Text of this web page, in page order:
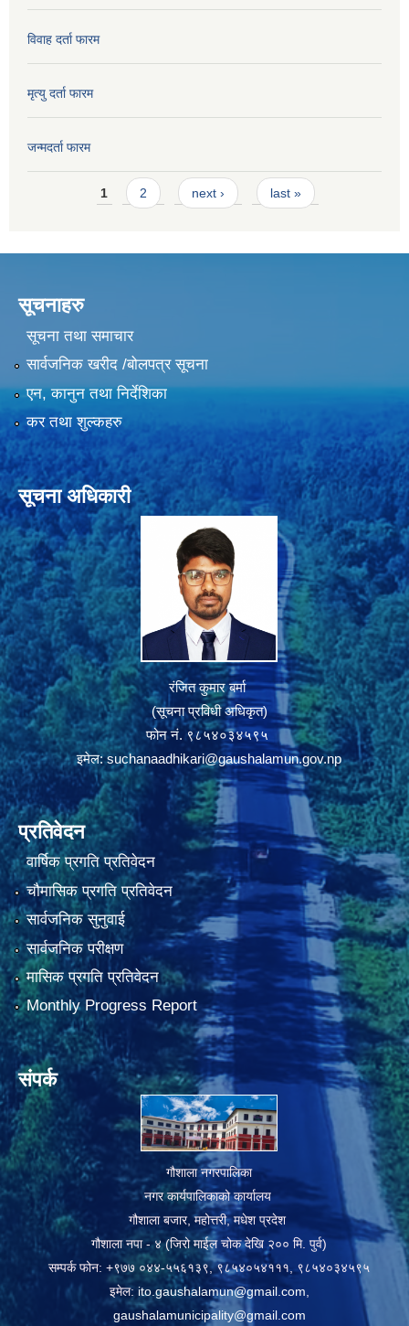
विवाह दर्ता फारम
मृत्यु दर्ता फारम
जन्मदर्ता फारम
Pages1 2 next › last »
सूचनाहरु
सूचना तथा समाचार
सार्वजनिक खरीद /बोलपत्र सूचना
एन, कानुन तथा निर्देशिका
कर तथा शुल्कहरु
सूचना अधिकारी
रंजित कुमार बर्मा
(सूचना प्रविधी अधिकृत)
फोन नं. ९८५४०३४५९५
इमेल:suchanaadhikari@gaushalamun.gov.np
प्रतिवेदन
वार्षिक प्रगति प्रतिवेदन
चौमासिक प्रगति प्रतिवेदन
सार्वजनिक सुनुवाई
सार्वजनिक परीक्षण
मासिक प्रगति प्रतिवेदन
Monthly Progress Report
संपर्क
गौशाला नगरपालिका
नगर कार्यपालिकाको कार्यालय
गौशाला बजार, महोत्तरी, मधेश प्रदेश
गौशाला नपा - ४ (जिरो माईल चोक देखि २०० मि. पुर्व)
सम्पर्क फोन: +९७७ ०४४-५५६१३९, ९८५४०५४१११, ९८५४०३४५९५
इमेल: ito.gaushalamun@gmail.com,
gaushalamunicipality@gmail.com